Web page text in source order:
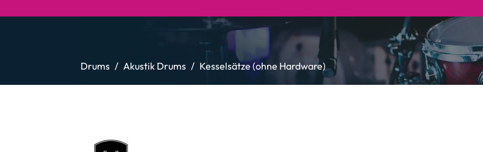
Drums Akustik Drums Kesselsätze (ohne Hardware)